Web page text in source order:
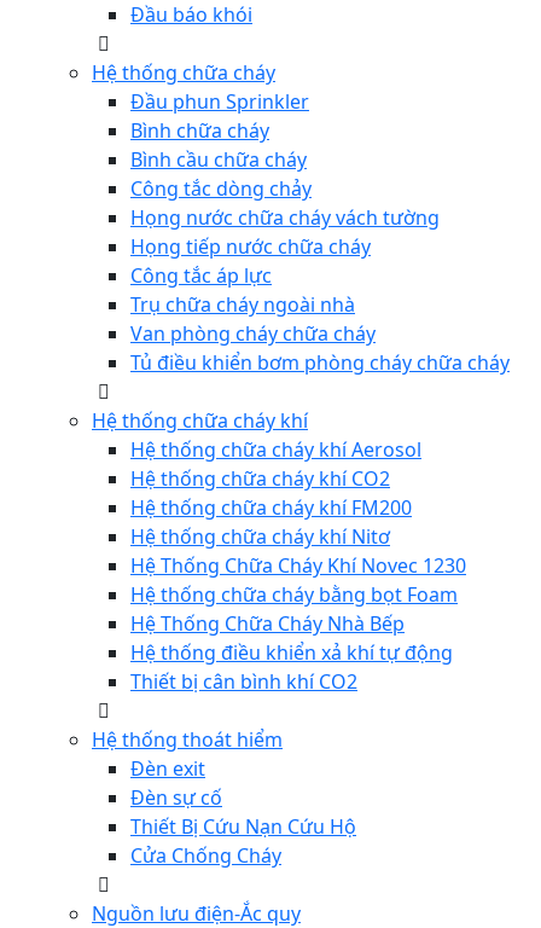
Đầu báo khói
Hệ thống chữa cháy
Đầu phun Sprinkler
Bình chữa cháy
Bình cầu chữa cháy
Công tắc dòng chảy
Họng nước chữa cháy vách tường
Họng tiếp nước chữa cháy
Công tắc áp lực
Trụ chữa cháy ngoài nhà
Van phòng cháy chữa cháy
Tủ điều khiển bơm phòng cháy chữa cháy
Hệ thống chữa cháy khí
Hệ thống chữa cháy khí Aerosol
Hệ thống chữa cháy khí CO2
Hệ thống chữa cháy khí FM200
Hệ thống chữa cháy khí Nitơ
Hệ Thống Chữa Cháy Khí Novec 1230
Hệ thống chữa cháy bằng bọt Foam
Hệ Thống Chữa Cháy Nhà Bếp
Hệ thống điều khiển xả khí tự động
Thiết bị cân bình khí CO2
Hệ thống thoát hiểm
Đèn exit
Đèn sự cố
Thiết Bị Cứu Nạn Cứu Hộ
Cửa Chống Cháy
Nguồn lưu điện-Ắc quy